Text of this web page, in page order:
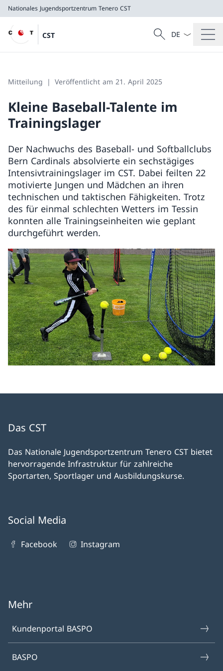
Nationales Jugendsportzentrum Tenero CST
CST
CST
Suche
Suche
Sprach
Mitteilung Veröffentlicht am 21. April 2025
Kleine Baseball-Talente im
Trainingslager
Der Nachwuchs des Baseball- und Softballclubs
Bern Cardinals absolvierte ein sechstägiges
Intensivtrainingslager im CST. Dabei feilten 22
motivierte Jungen und Mädchen an ihren
technischen und taktischen Fähigkeiten. Trotz
des für einmal schlechten Wetters im Tessin
konnten alle Trainingseinheiten wie geplant
durchgeführt werden.
Das CST
Das Nationale Jugendsportzentrum Tenero CST bietet
hervorragende Infrastruktur für zahlreiche
Sportarten, Sportlager und Ausbildungskurse.
Social Media
Facebook Instagram
Mehr
Kundenportal BASPO
BASPO